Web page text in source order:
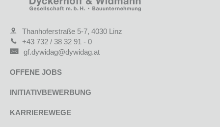
Thanhoferstraße 5-7, 4030 Linz
+43 732 / 38 32 91 - 0
gf.dywidag@dywidag.at
OFFENE JOBS
INITIATIVBEWERBUNG
KARRIEREWEGE